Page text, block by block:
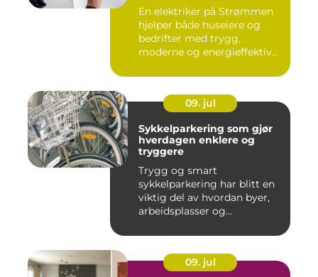
En elektriker på Strømmen
hjelper både huseiere og
bedrifter med trygg,
moderne og energieffektiv
09. jul
Sykkelparkering som gjør
hverdagen enklere og
tryggere
Trygg og smart
sykkelparkering har blitt en
viktig del av hvordan byer,
arbeidsplasser og
09. jul